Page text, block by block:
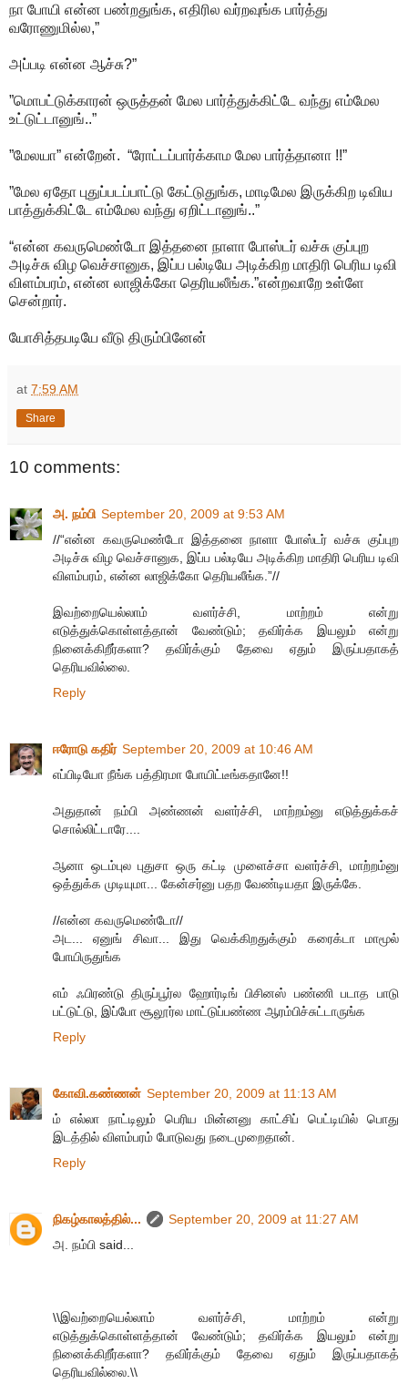
நா போயி என்ன பண்றதுங்க, எதிரில வர்றவுங்க பார்த்து
வரோணுமில்ல,”
அப்படி என்ன ஆச்சு?”
”மொபட்டுக்காரன் ஒருத்தன் மேல பார்த்துக்கிட்டே வந்து எம்மேல
உட்டுட்டானுங்..”
”மேலயா” என்றேன். “ரோட்டப்பார்க்காம மேல பார்த்தானா !!”
”மேல ஏதோ புதுப்படப்பாட்டு கேட்டுதுங்க, மாடிமேல இருக்கிற டிவிய
பாத்துக்கிட்டே எம்மேல வந்து ஏறிட்டானுங்..”
“என்ன கவருமெண்டோ இத்தனை நாளா போஸ்டர் வச்சு குப்புற
அடிச்சு விழ வெச்சானுக, இப்ப பல்டியே அடிக்கிற மாதிரி பெரிய டிவி
விளம்பரம், என்ன லாஜிக்கோ தெரியலீங்க.”என்றவாறே உள்ளே
சென்றார்.
யோசித்தபடியே வீடு திரும்பினேன்
at 7:59 AM
Share
10 comments:
அ. நம்பி September 20, 2009 at 9:53 AM
//“என்ன கவருமெண்டோ இத்தனை நாளா போஸ்டர் வச்சு குப்புற
அடிச்சு விழ வெச்சானுக, இப்ப பல்டியே அடிக்கிற மாதிரி பெரிய டிவி
விளம்பரம், என்ன லாஜிக்கோ தெரியலீங்க.”//
இவற்றையெல்லாம் வளர்ச்சி, மாற்றம் என்று
எடுத்துக்கொள்ளத்தான் வேண்டும்; தவிர்க்க இயலும் என்று
நினைக்கிறீர்களா? தவிர்க்கும் தேவை ஏதும் இருப்பதாகத்
தெரியவில்லை.
Reply
ஈரோடு கதிர் September 20, 2009 at 10:46 AM
எப்பிடியோ நீங்க பத்திரமா போயிட்டீங்கதானே!!
அதுதான் நம்பி அண்ணன் வளர்ச்சி, மாற்றம்னு எடுத்துக்கச்
சொல்லிட்டாரே....
ஆனா ஒடம்புல புதுசா ஒரு கட்டி முளைச்சா வளர்ச்சி, மாற்றம்னு
ஒத்துக்க முடியுமா... கேன்சர்னு பதற வேண்டியதா இருக்கே.
//என்ன கவருமெண்டோ//
அட... ஏனுங் சிவா... இது வெக்கிறதுக்கும் கரைக்டா மாமூல்
போயிருதுங்க
எம் ஃபிரண்டு திருப்பூர்ல ஹோர்டிங் பிசினஸ் பண்ணி படாத பாடு
பட்டுட்டு, இப்போ சூலூர்ல மாட்டுப்பண்ண ஆரம்பிச்சுட்டாருங்க
Reply
கோவி.கண்ணன் September 20, 2009 at 11:13 AM
ம் எல்லா நாட்டிலும் பெரிய மின்னனு காட்சிப் பெட்டியில் பொது
இடத்தில் விளம்பரம் போடுவது நடைமுறைதான்.
Reply
நிகழ்காலத்தில்...
September 20, 2009 at 11:27 AM
அ. நம்பி said...
\\இவற்றையெல்லாம் வளர்ச்சி, மாற்றம் என்று
எடுத்துக்கொள்ளத்தான் வேண்டும்; தவிர்க்க இயலும் என்று
நினைக்கிறீர்களா? தவிர்க்கும் தேவை ஏதும் இருப்பதாகத்
தெரியவில்லை.\\